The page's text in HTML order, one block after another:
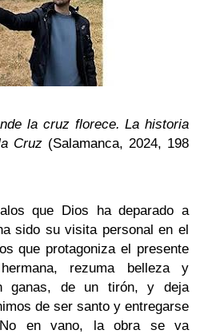
la cruz florece. La historia
Cruz (Salamanca, 2024, 198
que Dios ha deparado a
sido su visita personal en el
que protagoniza el presente
rezuma belleza y
ganas, de un tirón, y deja
de ser santo y entregarse
en vano, la obra se va